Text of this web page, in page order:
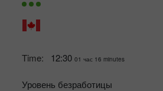
Time: 12:30 01 час 16 minutes
Уровень безработицы